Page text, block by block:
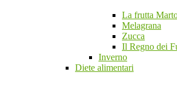
La frutta
Melagrana
Zucca
Il Regno dei
Inverno
Diete alimentari